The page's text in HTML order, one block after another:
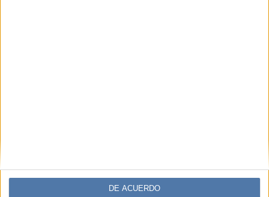
DE ACUERDO